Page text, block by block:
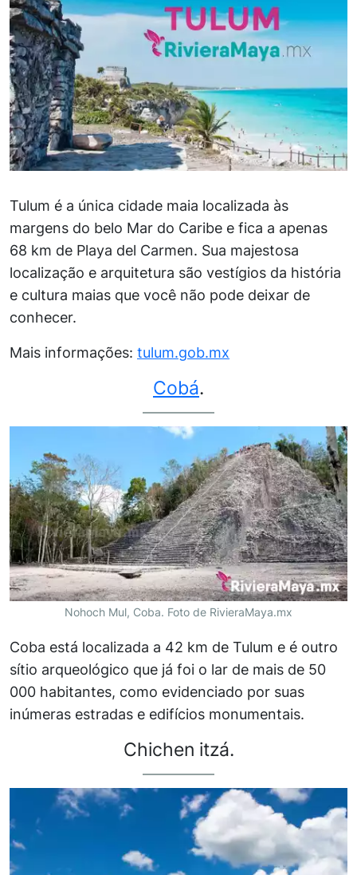
Tulum é a única cidade maia localizada às
margens do belo Mar do Caribe e fica a apenas
68 km de Playa del Carmen. Sua majestosa
localização e arquitetura são vestígios da história
e cultura maias que você não pode deixar de
conhecer.
Mais informações: tulum.gob.mx
Cobá.
Nohoch Mul, Coba. Foto de RivieraMaya.mx
Coba está localizada a 42 km de Tulum e é outro
sítio arqueológico que já foi o lar de mais de 50
000 habitantes, como evidenciado por suas
inúmeras estradas e edifícios monumentais.
Chichen itzá.